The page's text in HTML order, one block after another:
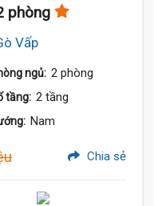
phòng
Vấp
ngủ: 2 phòng
tầng: 2 tầng
Nam
Chia sẻ